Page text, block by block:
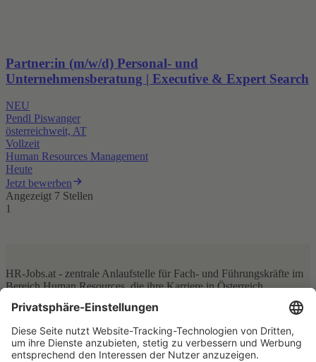
Partner:in (m/w/d) Personal- und
Unternehmensberatung | Executive & Expert Search
NEU
Pendl Piswanger
österreichweit, AT
Vollzeit
Human Resources Management
Heute
Jetzt bewerben
Angezeigt 7 Stellen
1
HR-Jobs.at - zentrale Anlaufstelle für Fach- und Führungskräfte im
Bereich Human Resources, die ihre Karriere in Österreich
HR-Professionals mit Top-Arbeitgebern aus allen Bundesländern –
von Wien über Salzburg bis hin zu Tirol und Vorarlberg. Egal, ob
Sie auf der Suche nach einer Position im Recruiting, der
Personalentwicklung oder einem anderen HR-Bereich sind, bei HR-